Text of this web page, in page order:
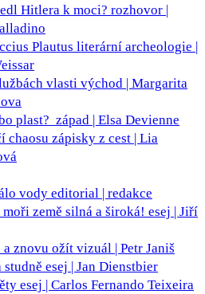
Hitlera k moci? rozhovor |
Plautus literární archeologie |
vlasti východ | Margarita
plast? západ | Elsa Devienne
chaosu zápisky z cest | Lia
vody editorial | redakce
země silná a široká! esej | Jiří
a znovu ožít vizuál | Petr Janiš
studně esej | Jan Dienstbier
esej | Carlos Fernando Teixeira